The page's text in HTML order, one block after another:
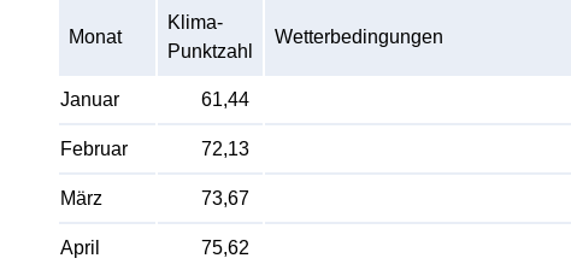
Monat
Klima-
Punktzahl
Wetterbedingungen
Januar 61,44
Februar 72,13
März 73,67
April 75,62